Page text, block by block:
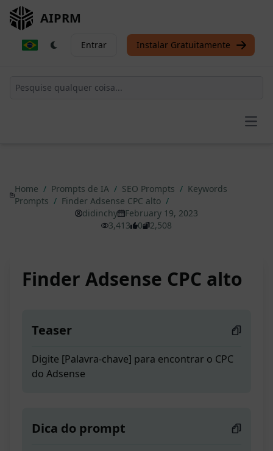
AIPRM
Entrar Instalar Gratuitamente
Home / Prompts de IA / SEO Prompts / Keywords
Prompts / Finder Adsense CPC alto /
didinchy
February 19, 2023
3,413
0 2,508
Finder Adsense CPC alto
Teaser
Digite [Palavra-chave] para encontrar o CPC
do Adsense
Dica do prompt